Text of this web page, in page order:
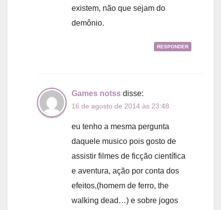
existem, não que sejam do
demônio.
RESPONDER
Games notss disse:
16 de agosto de 2014 às 23:48
eu tenho a mesma pergunta
daquele musico pois gosto de
assistir filmes de ficção científica
e aventura, ação por conta dos
efeitos,(homem de ferro, the
walking dead…) e sobre jogos